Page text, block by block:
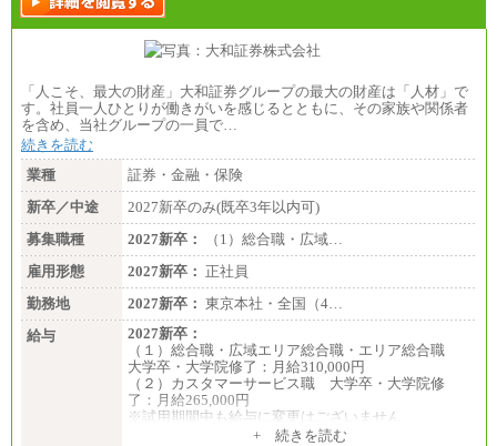
「人こそ、最大の財産」大和証券グループの最大の財産は「人材」で
す。社員一人ひとりが働きがいを感じるとともに、その家族や関係者
を含め、当社グループの一員で…
続きを読む
業種
証券・金融・保険
新卒／中途
2027新卒のみ(既卒3年以内可)
募集職種
2027新卒：
（1）総合職・広域…
雇用形態
2027新卒： 正社員
勤務地
2027新卒： 東京本社・全国（4…
給与
2027新卒：
（１）総合職・広域エリア総合職・エリア総合職
大学卒・大学院修了：月給310,000円
（２）カスタマーサービス職 大学卒・大学院修
了：月給265,000円
※試用期間中も給与に変更はございません
+ 続きを読む